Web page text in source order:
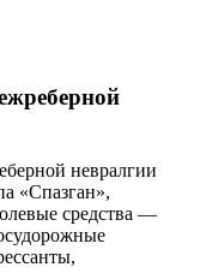
невралгии
«Спазган»,
средства ―